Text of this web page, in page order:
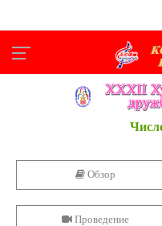
Обзор
Проведение